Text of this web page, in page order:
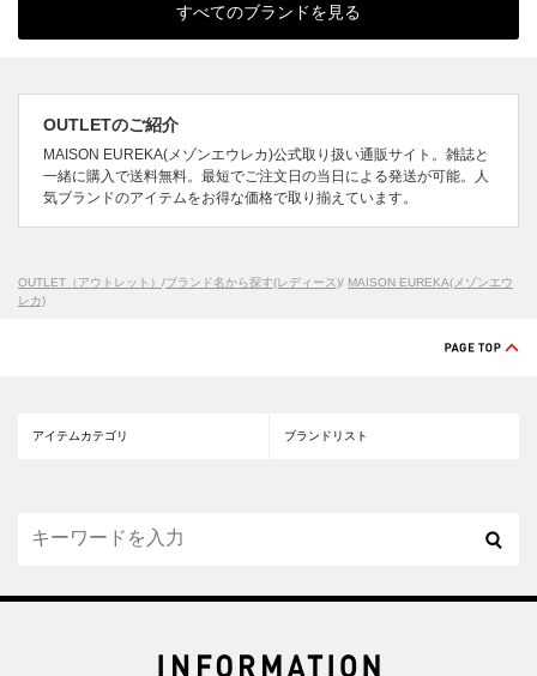
すべてのブランドを見る
OUTLETのご紹介
MAISON EUREKA(メゾンエウレカ)公式取り扱い通販サイト。雑誌と
一緒に購入で送料無料。最短でご注文日の当日による発送が可能。人
気ブランドのアイテムをお得な価格で取り揃えています。
OUTLET（アウトレット） /ブランド名から探す(レディース)/ MAISON EUREKA(メゾンエウ
レカ)
アイテムカテゴリ ブランドリスト